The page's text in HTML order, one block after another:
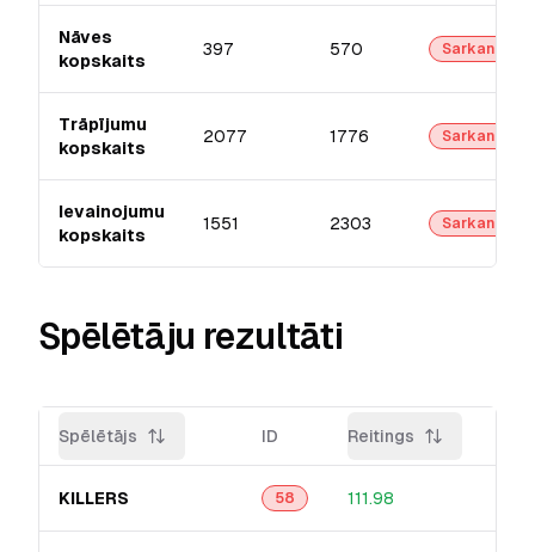
Nāves
kopskaits
397 570 Sarkanā
Trāpījumu
kopskaits
2077 1776 Sarkanā
Ievainojumu
kopskaits
1551 2303 Sarkanā
Spēlētāju rezultāti
Spēlētājs ID Reitings
KILLERS 58 111.98